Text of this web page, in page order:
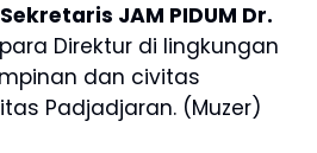
JAM PIDUM Dr.
para Direktur di lingkungan
dan civitas
Padjadjaran. (Muzer)